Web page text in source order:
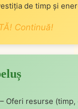
de timp și
Continuă!
– Oferi resurse